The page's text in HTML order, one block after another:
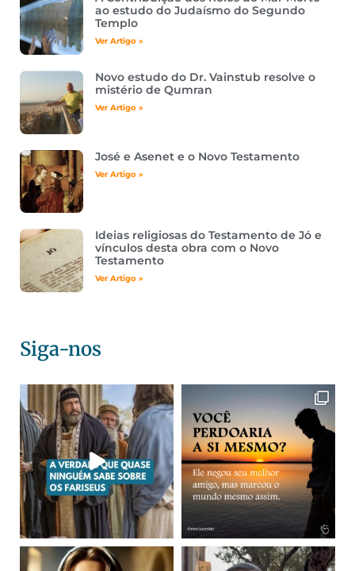
ao estudo do Judaísmo do Segundo
Templo
Ver Artigo »
Novo estudo do Dr. Vainstub resolve o
mistério de Qumran
Ver Artigo »
José e Asenet e o Novo Testamento
Ver Artigo »
Ideias religiosas do Testamento de Jó e
vínculos desta obra com o Novo
Testamento
Ver Artigo »
Siga-nos